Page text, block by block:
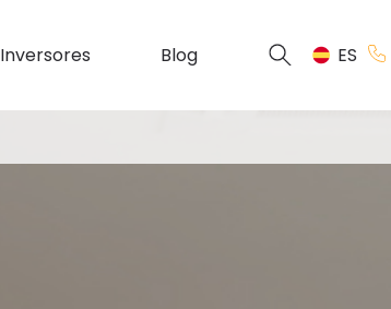
Inversores Blog ES